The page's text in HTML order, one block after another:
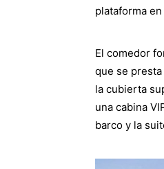
plataforma
El comedor
que se
la cubierta
una cabina
barco y la